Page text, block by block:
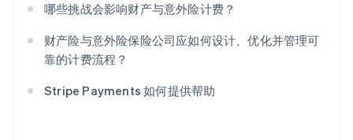
哪些挑战会影响财产与意外险计费？
财产险与意外险保险公司应如何设计、优化并管理可
靠的计费流程？
Stripe Payments 如何提供帮助